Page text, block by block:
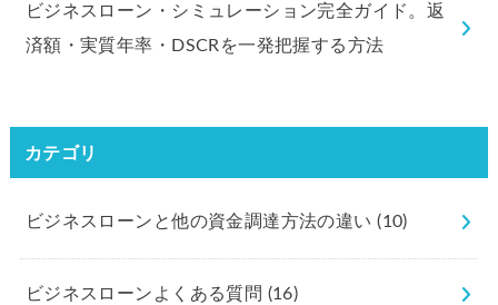
ビジネスローン・シミュレーション完全ガイド。返
済額・実質年率・DSCRを一発把握する方法
カテゴリ
ビジネスローンと他の資金調達方法の違い(10)
ビジネスローンよくある質問 (16)